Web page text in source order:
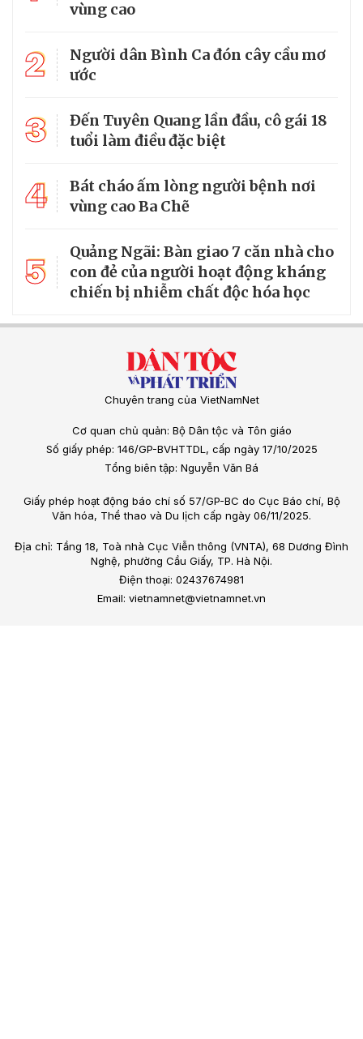
vùng cao
2
Người dân Bình Ca đón cây cầu mơ
ước
3
Đến Tuyên Quang lần đầu, cô gái 18
tuổi làm điều đặc biệt
4
Bát cháo ấm lòng người bệnh nơi
vùng cao Ba Chẽ
5
Quảng Ngãi: Bàn giao 7 căn nhà cho
con đẻ của người hoạt động kháng
chiến bị nhiễm chất độc hóa học
Chuyên trang của VietNamNet
Cơ quan chủ quản: Bộ Dân tộc và Tôn giáo
Số giấy phép: 146/GP-BVHTTDL, cấp ngày 17/10/2025
Tổng biên tập: Nguyễn Văn Bá
Giấy phép hoạt động báo chí số 57/GP-BC do Cục Báo chí, Bộ
Văn hóa, Thể thao và Du lịch cấp ngày 06/11/2025.
Địa chỉ: Tầng 18, Toà nhà Cục Viễn thông (VNTA), 68 Dương Đình
Nghệ, phường Cầu Giấy, TP. Hà Nội.
Điện thoại: 02437674981
Email: vietnamnet@vietnamnet.vn